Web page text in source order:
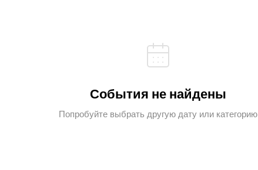
События не найдены
Попробуйте выбрать другую дату или категорию